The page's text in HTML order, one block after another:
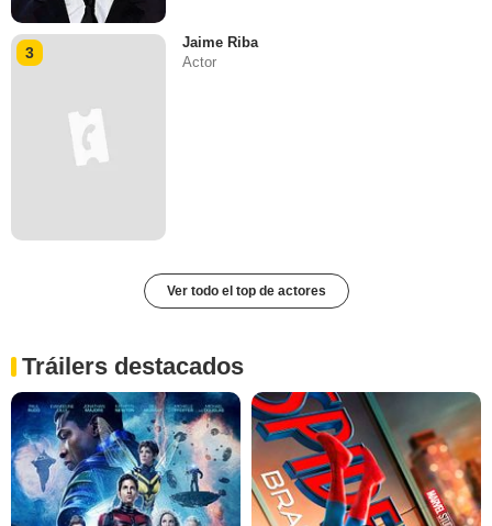
3
Jaime Riba
Actor
Ver todo el top de actores
Tráilers destacados